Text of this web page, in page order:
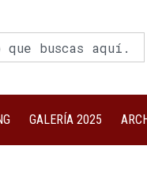
GALERÍA 2025